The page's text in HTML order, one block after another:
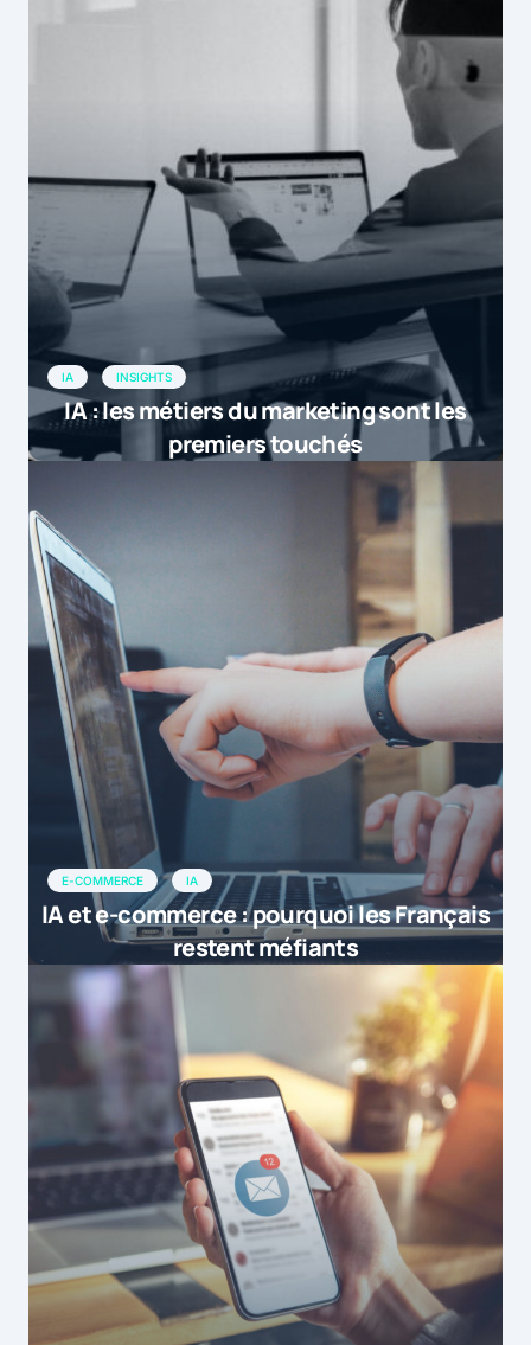
IA INSIGHTS
IA : les métiers du marketing sont les
premiers touchés
E-COMMERCE IA
IA et e-commerce : pourquoi les Français
restent méfiants